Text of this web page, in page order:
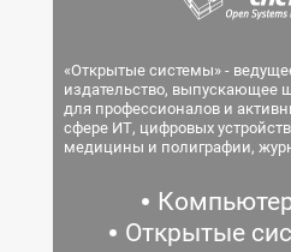
«Открытые системы» -
издательство, выпускающее
для профессионалов и
сфере ИТ, цифровых
медицины и полиграфии,
Открытые